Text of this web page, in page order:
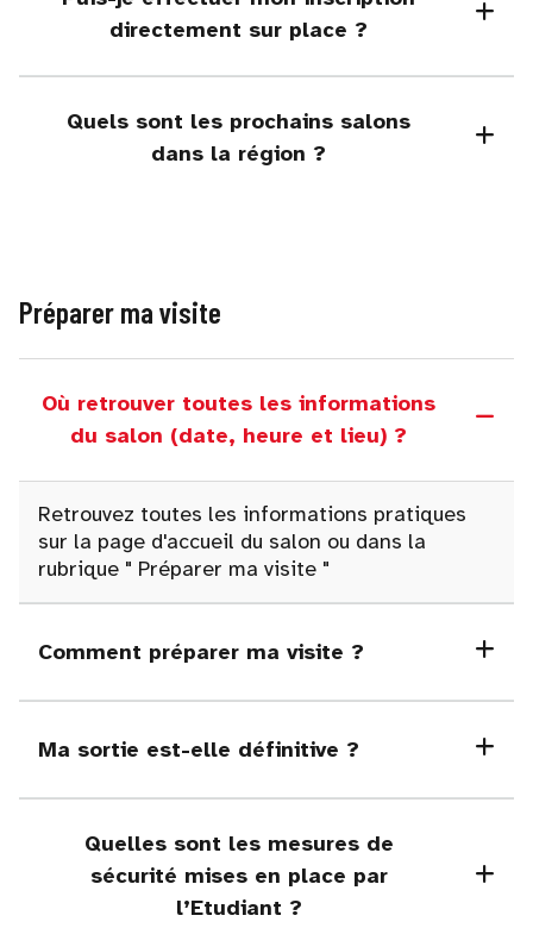
directement sur place ?
Quels sont les prochains salons
dans la région ?
Préparer ma visite
Où retrouver toutes les informations
du salon (date, heure et lieu) ?
Retrouvez toutes les informations pratiques
sur la page d'accueil du salon ou dans la
rubrique " Préparer ma visite "
Comment préparer ma visite ?
Ma sortie est-elle définitive ?
Quelles sont les mesures de
sécurité mises en place par
l’Etudiant ?